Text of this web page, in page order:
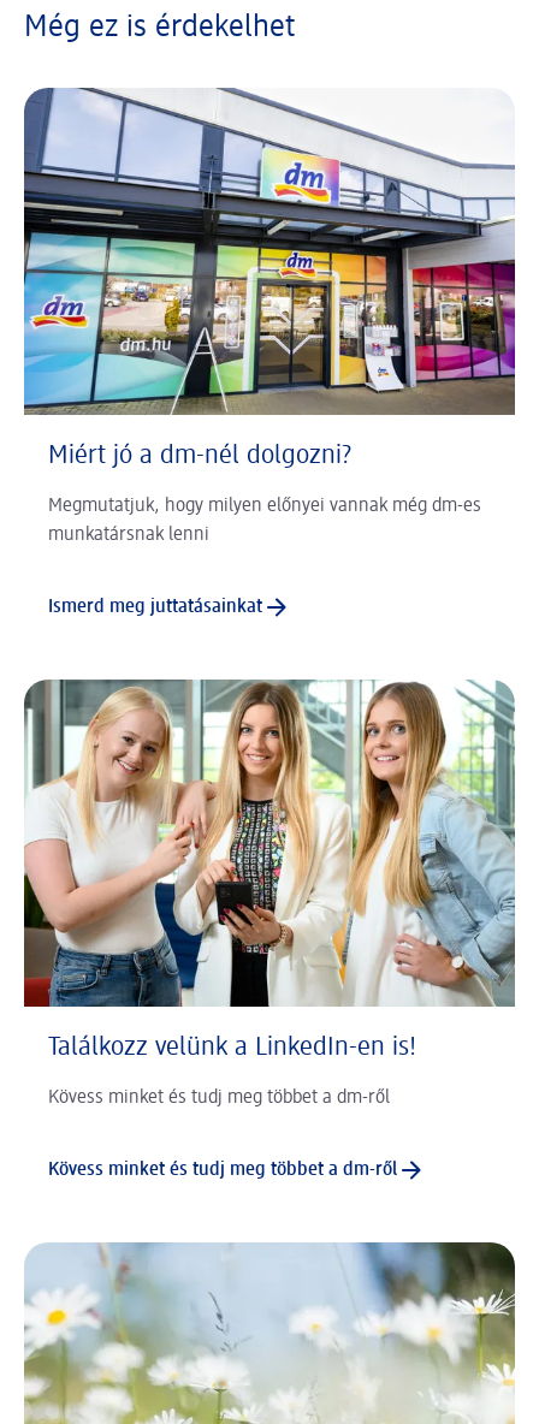
Még ez is érdekelhet
Miért jó a dm-nél dolgozni?
Megmutatjuk, hogy milyen előnyei vannak még dm-es
munkatársnak lenni
Ismerd meg juttatásainkat
Találkozz velünk a LinkedIn-en is!
Kövess minket és tudj meg többet a dm-ről
Kövess minket és tudj meg többet a dm-ről